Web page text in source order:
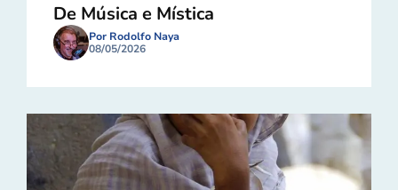
De Música e Mística
Por Rodolfo Naya
08/05/2026